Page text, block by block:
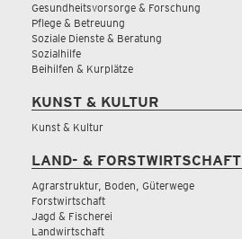
Gesundheitsvorsorge & Forschung
Pflege & Betreuung
Soziale Dienste & Beratung
Sozialhilfe
Beihilfen & Kurplätze
KUNST & KULTUR
Kunst & Kultur
LAND- & FORSTWIRTSCHAFT
Agrarstruktur, Boden, Güterwege
Forstwirtschaft
Jagd & Fischerei
Landwirtschaft